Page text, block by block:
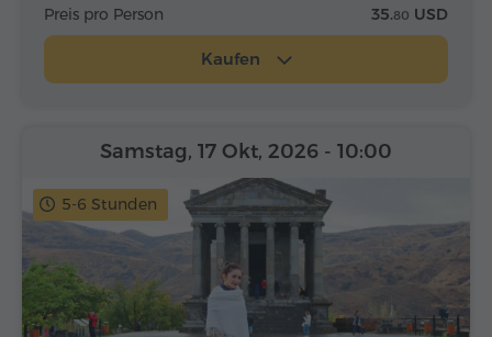
Preis pro Person 35.80 USD
Kaufen
5-6 Stunden
Samstag, 17 Okt, 2026 - 10:00